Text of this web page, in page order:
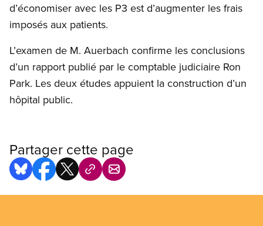
d’économiser avec les P3 est d’augmenter les frais
imposés aux patients.
L’examen de M. Auerbach confirme les conclusions
d’un rapport publié par le comptable judiciaire Ron
Park. Les deux études appuient la construction d’un
hôpital public.
Partager cette page